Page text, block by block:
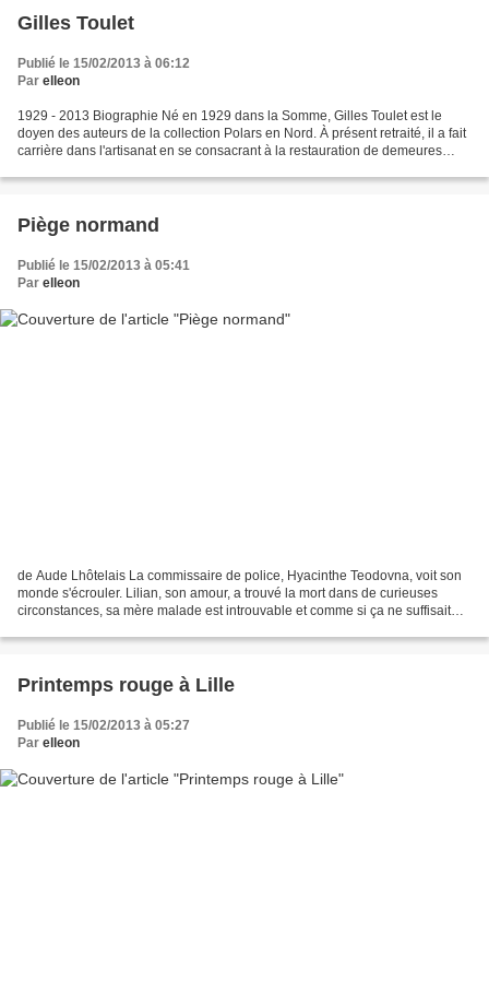
Gilles Toulet
Publié le 15/02/2013 à 06:12
Par elleon
1929 - 2013 Biographie Né en 1929 dans la Somme, Gilles Toulet est le
doyen des auteurs de la collection Polars en Nord. À présent retraité, il a fait
carrière dans l'artisanat en se consacrant à la restauration de demeures
Piège normand
Publié le 15/02/2013 à 05:41
Par elleon
de Aude Lhôtelais La commissaire de police, Hyacinthe Teodovna, voit son
monde s'écrouler. Lilian, son amour, a trouvé la mort dans de curieuses
circonstances, sa mère malade est introuvable et comme si ça ne suffisait
Printemps rouge à Lille
Publié le 15/02/2013 à 05:27
Par elleon